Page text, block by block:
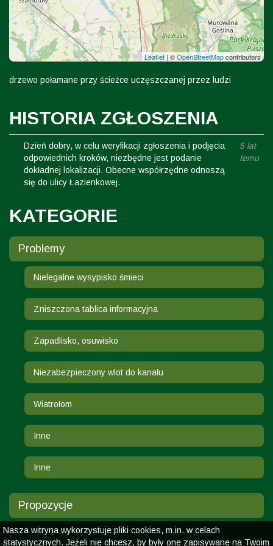
Leaflet | ©OpenStreetMapcontributors
drzewo połamane przy ścieżce uczęszczanej przez ludzi
HISTORIA ZGŁOSZENIA
Dzień dobry, w celu weryfikacji zgłoszenia i podjęcia
odpowiednich kroków, niezbędne jest podanie
dokładnej lokalizacji. Obecne współrzędne odnoszą
się do ulicy Łazienkowej.
5 lat
temu
KATEGORIE
Problemy
Nielegalne wysypisko śmieci
Zniszczona tablica informacyjna
Zapadlisko, osuwisko
Niezabezpieczony wlot do kanału
Wiatrołom
Inne
Inne
Propozycje
Nasza witryna wykorzystuje pliki cookies, m.in. w celach
statystycznych. Jeżeli nie chcesz, by były one zapisywane na Twoim